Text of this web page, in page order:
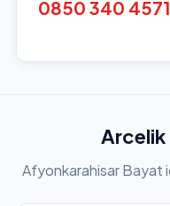
0850 340 4571
Arcelik
Afyonkarahisar Bayat